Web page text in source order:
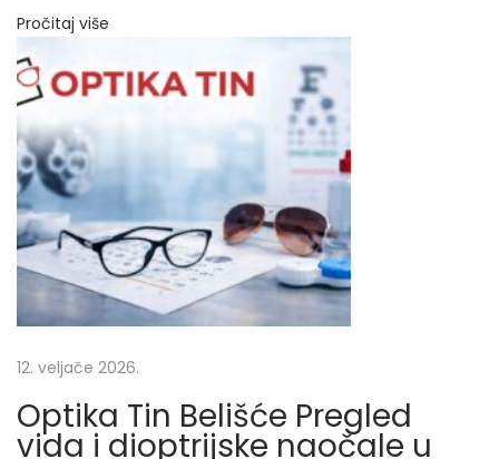
l
e
u
B
e
l
i
š
ć
u
a
l
o
v
Pročitaj više
12. veljače 2026.
Optika Tin Belišće Pregled
vida i dioptrijske naočale u